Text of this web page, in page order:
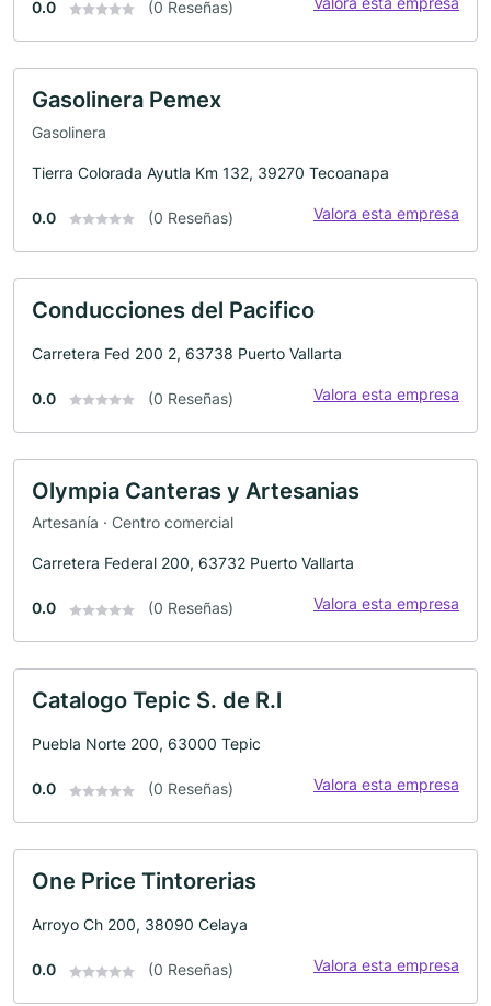
0.0 (0 Reseñas)
Gasolinera Pemex
Gasolinera
Tierra Colorada Ayutla Km 132, 39270 Tecoanapa
0.0 (0 Reseñas) Valora esta empresa
Conducciones del Pacifico
Carretera Fed 200 2, 63738 Puerto Vallarta
0.0 (0 Reseñas) Valora esta empresa
Olympia Canteras y Artesanias
Artesanía · Centro comercial
Carretera Federal 200, 63732 Puerto Vallarta
0.0 (0 Reseñas) Valora esta empresa
Catalogo Tepic S. de R.l
Puebla Norte 200, 63000 Tepic
0.0 (0 Reseñas) Valora esta empresa
One Price Tintorerias
Arroyo Ch 200, 38090 Celaya
0.0 (0 Reseñas) Valora esta empresa